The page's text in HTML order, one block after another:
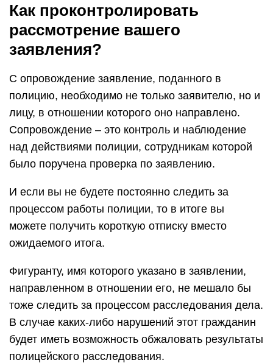
Как проконтролировать
рассмотрение вашего
заявления?
С опровождение заявление, поданного в
полицию, необходимо не только заявителю, но и
лицу, в отношении которого оно направлено.
Сопровождение – это контроль и наблюдение
над действиями полиции, сотрудникам которой
было поручена проверка по заявлению.
И если вы не будете постоянно следить за
процессом работы полиции, то в итоге вы
можете получить короткую отписку вместо
ожидаемого итога.
Фигуранту, имя которого указано в заявлении,
направленном в отношении его, не мешало бы
тоже следить за процессом расследования дела.
В случае каких-либо нарушений этот гражданин
будет иметь возможность обжаловать результаты
полицейского расследования.